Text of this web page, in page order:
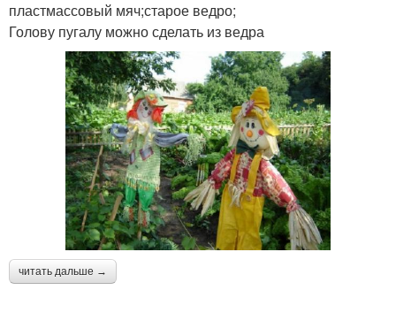
пластмассовый мяч;старое ведро;
Голову пугалу можно сделать из ведра
читать дальше →